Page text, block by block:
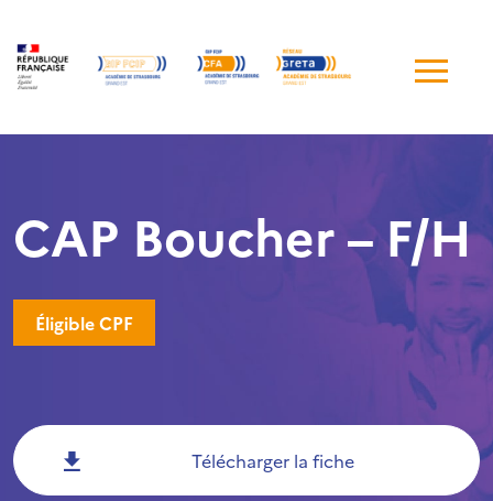
de
CAP Boucher – F/H
Éligible CPF
Télécharger la fiche